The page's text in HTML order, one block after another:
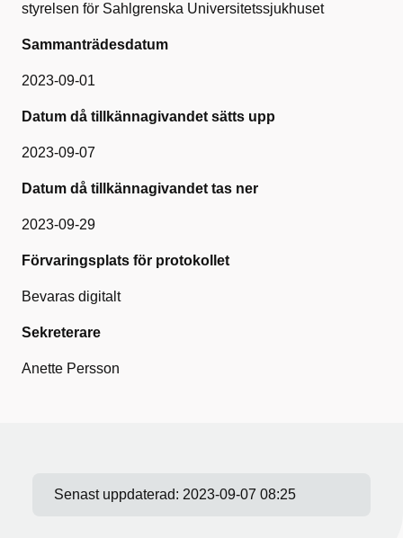
styrelsen för Sahlgrenska Universitetssjukhuset
Sammanträdesdatum
2023-09-01
Datum då tillkännagivandet sätts upp
2023-09-07
Datum då tillkännagivandet tas ner
2023-09-29
Förvaringsplats för protokollet
Bevaras digitalt
Sekreterare
Anette Persson
Senast uppdaterad: 2023-09-07 08:25